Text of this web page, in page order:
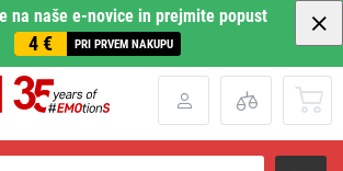
na naše e-novice in prejmite popust
4 € PRI PRVEM NAKUPU